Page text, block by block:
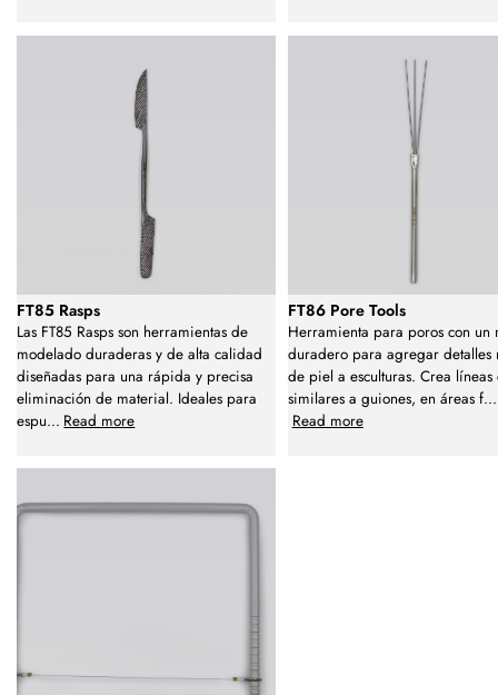
FT85 Rasps
Las FT85 Rasps son herramientas de
modelado duraderas y de alta calidad
diseñadas para una rápida y precisa
eliminación de material. Ideales para
espu... Read more
FT86 Pore Tools
Herramienta para poros con un
duradero para agregar detalles
de piel a esculturas. Crea líneas
similares a guiones, en áreas f...
Read more